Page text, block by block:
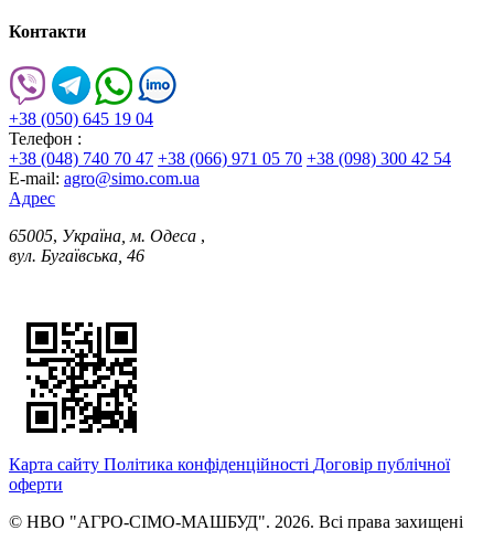
Контакти
+38 (050) 645 19 04
Телефон :
+38 (048) 740 70 47 +38 (066) 971 05 70 +38 (098) 300 42 54
E-mail: agro@simo.com.ua
Адрес
65005, Україна, м. Одеса ,
вул. Бугаївська, 46
Карта сайту Політика конфіденційності Договір публічної
оферти
© НВО "АГРО-СІМО-МАШБУД". 2026. Всі права захищені